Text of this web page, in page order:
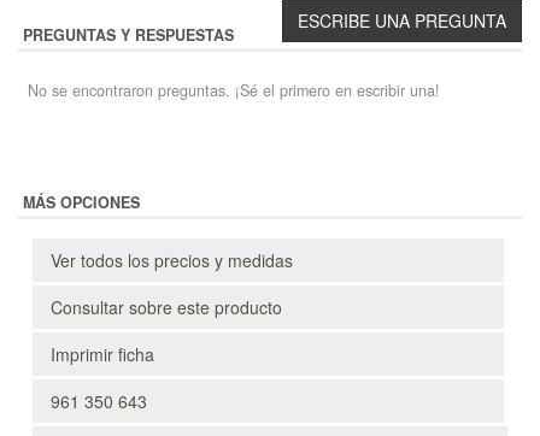
PREGUNTAS Y RESPUESTAS
No se encontraron preguntas. ¡Sé el primero en escribir una!
MÁS OPCIONES
Ver todos los precios y medidas
Consultar sobre este producto
Imprimir ficha
961 350 643